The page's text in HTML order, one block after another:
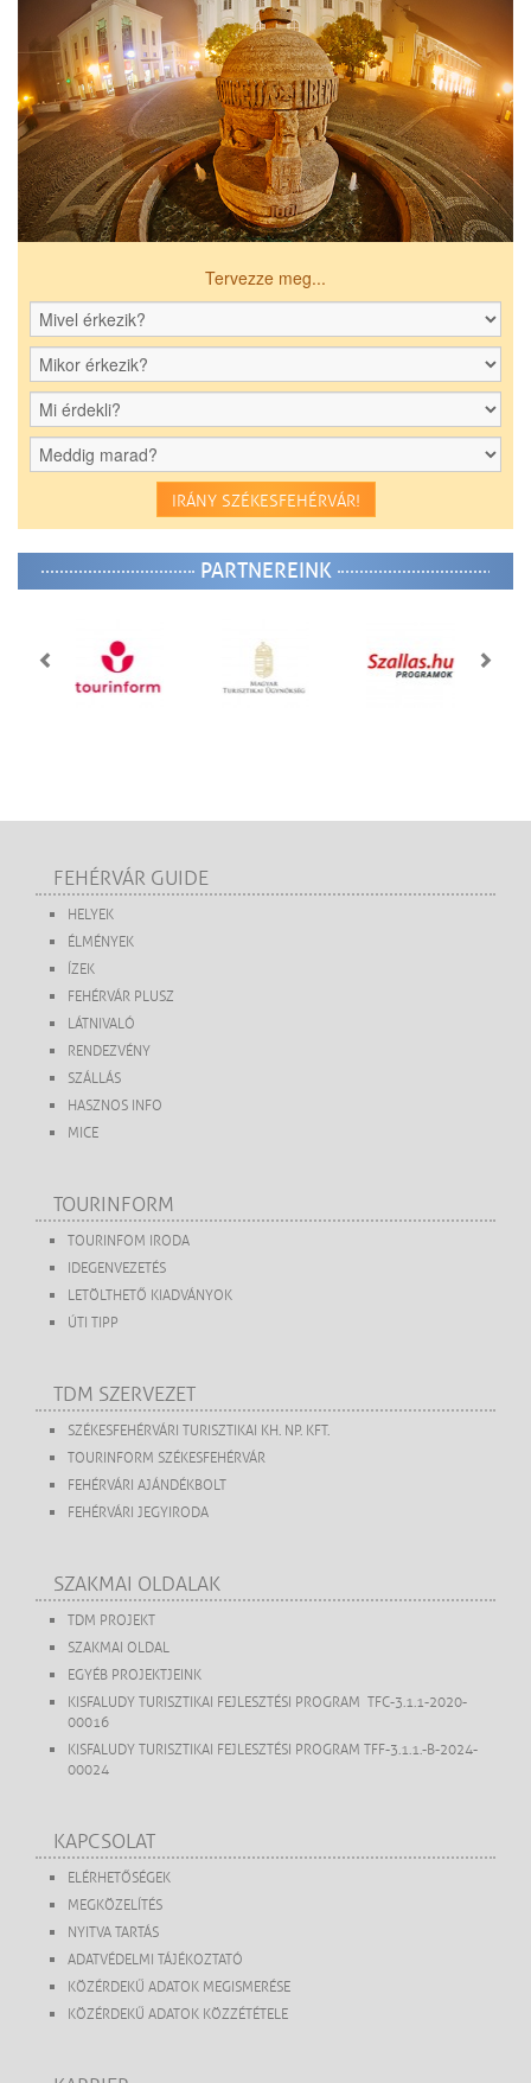
Tervezze meg...
IRÁNY SZÉKESFEHÉRVÁR!
PARTNEREINK
FEHÉRVÁR GUIDE
HELYEK
ÉLMÉNYEK
ÍZEK
FEHÉRVÁR PLUSZ
LÁTNIVALÓ
RENDEZVÉNY
SZÁLLÁS
HASZNOS INFO
MICE
TOURINFORM
TOURINFOM IRODA
IDEGENVEZETÉS
LETÖLTHETŐ KIADVÁNYOK
ÚTI TIPP
TDM SZERVEZET
SZÉKESFEHÉRVÁRI TURISZTIKAI KH. NP. KFT.
TOURINFORM SZÉKESFEHÉRVÁR
FEHÉRVÁRI AJÁNDÉKBOLT
FEHÉRVÁRI JEGYIRODA
SZAKMAI OLDALAK
TDM PROJEKT
SZAKMAI OLDAL
EGYÉB PROJEKTJEINK
KISFALUDY TURISZTIKAI FEJLESZTÉSI PROGRAM TFC-3.1.1-2020-
00016
KISFALUDY TURISZTIKAI FEJLESZTÉSI PROGRAM TFF-3.1.1.-B-2024-
00024
KAPCSOLAT
ELÉRHETŐSÉGEK
MEGKÖZELÍTÉS
NYITVA TARTÁS
ADATVÉDELMI TÁJÉKOZTATÓ
KÖZÉRDEKŰ ADATOK MEGISMERÉSE
KÖZÉRDEKŰ ADATOK KÖZZÉTÉTELE